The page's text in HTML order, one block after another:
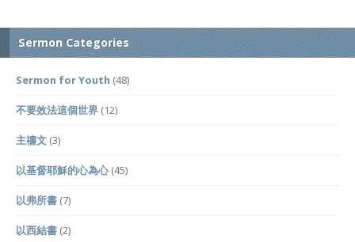
Sermon Categories
Sermon for Youth (48)
不要效法這個世界 (12)
主禱文 (3)
以基督耶穌的心為心(45)
以弗所書 (7)
以西結書 (2)